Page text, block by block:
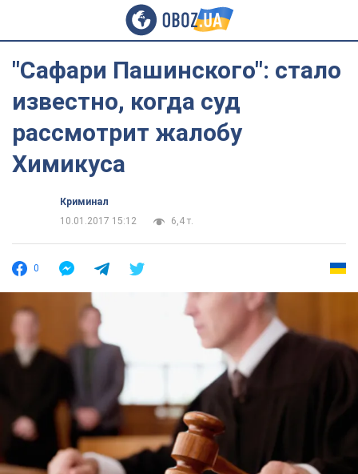
"Сафари Пашинского": стало
известно, когда суд
рассмотрит жалобу
Химикуса
Криминал
10.01.2017 15:12
6,4 т.
0